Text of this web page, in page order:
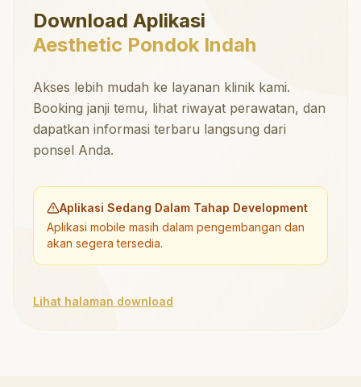
Download Aplikasi
Aesthetic Pondok Indah
Akses lebih mudah ke layanan klinik kami.
Booking janji temu, lihat riwayat perawatan, dan
dapatkan informasi terbaru langsung dari
ponsel Anda.
Aplikasi Sedang Dalam Tahap Development
Aplikasi mobile masih dalam pengembangan dan
akan segera tersedia.
Lihat halaman download